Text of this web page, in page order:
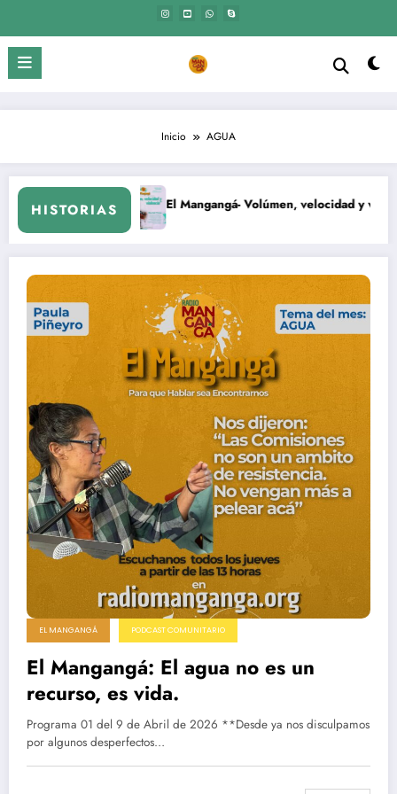
contenido
Inicio AGUA
HISTORIASEl Mangangá- Volúmen, velocidad y violencia.
EL MANGANGÁ PODCAST COMUNITARIO
El Mangangá: El agua no es un
recurso, es vida.
Programa 01 del 9 de Abril de 2026 **Desde ya nos disculpamos
por algunos desperfectos…